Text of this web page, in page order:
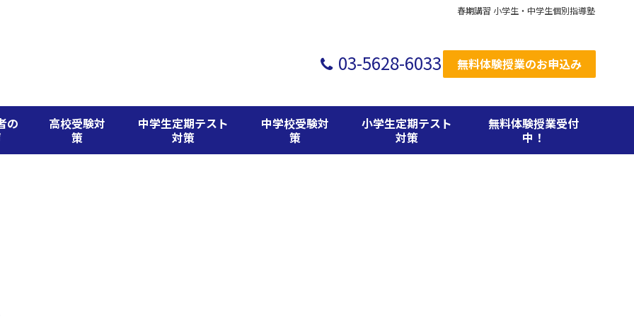
春期講習 小学生・中学生個別指導塾
03-5628-6033 無料体験授業のお申込み
の
高校受験対
策
中学生定期テスト
対策
中学校受験対
策
小学生定期テスト
対策
無料体験授業受付
中！